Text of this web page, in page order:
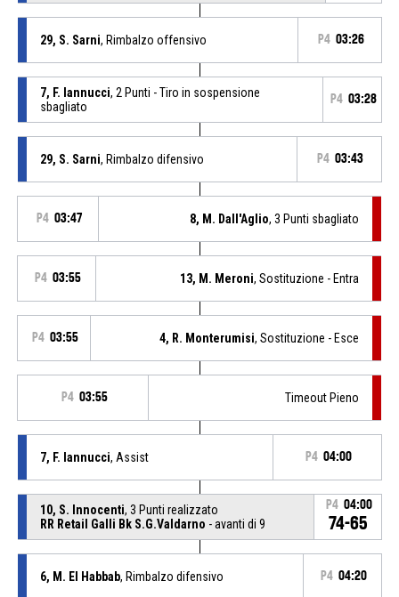
29, S. Sarni, Rimbalzo offensivo P4 03:26
7, F. Iannucci, 2 Punti - Tiro in sospensione
sbagliato
P4 03:28
29, S. Sarni, Rimbalzo difensivo P4 03:43
P4 03:47 8, M. Dall'Aglio, 3 Punti sbagliato
P4 03:55 13, M. Meroni, Sostituzione - Entra
P4 03:55 4, R. Monterumisi, Sostituzione - Esce
P4 03:55 Timeout Pieno
7, F. Iannucci, Assist P4 04:00
10, S. Innocenti, 3 Punti realizzato
RR Retail Galli Bk S.G.Valdarno - avanti di 9
P4 04:00
74-65
6, M. El Habbab, Rimbalzo difensivo P4 04:20